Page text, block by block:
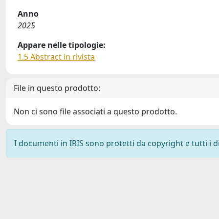
Anno
2025
Appare nelle tipologie:
1.5 Abstract in rivista
File in questo prodotto:
Non ci sono file associati a questo prodotto.
I documenti in IRIS sono protetti da copyright e tutti i